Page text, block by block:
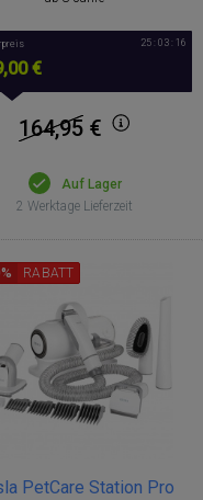
€
25 : 03 : 15
164,95 €
Auf Lager
2 Werktage Lieferzeit
PetCare Station Pro
RABATT